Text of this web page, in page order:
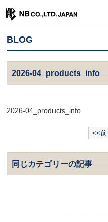
BLOG
2026-04_products_info
2026-04_products_info
<<前
同じカテゴリーの記事